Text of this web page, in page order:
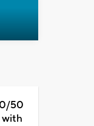
50
with